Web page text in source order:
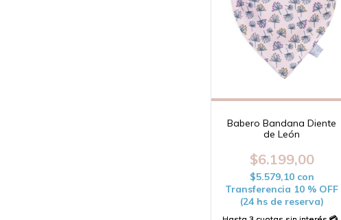
Babero Bandana Diente
de León
$6.199,00
$5.579,10 con
Transferencia 10 % OFF
(24 hs de reserva)